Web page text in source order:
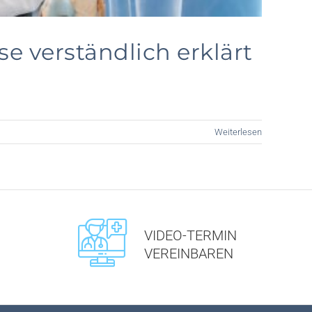
verständlich erklärt
Weiterlesen
VIDEO-TERMIN
VEREINBAREN